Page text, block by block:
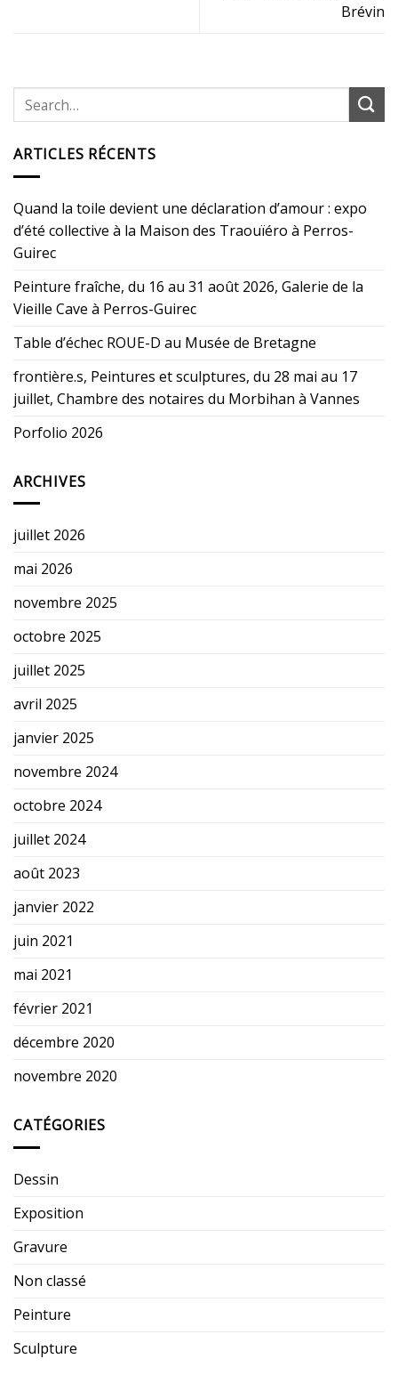
Brévin
ARTICLES RÉCENTS
Quand la toile devient une déclaration d’amour : expo
d’été collective à la Maison des Traouïéro à Perros-
Guirec
Peinture fraîche, du 16 au 31 août 2026, Galerie de la
Vieille Cave à Perros-Guirec
Table d’échec ROUE-D au Musée de Bretagne
frontière.s, Peintures et sculptures, du 28 mai au 17
juillet, Chambre des notaires du Morbihan à Vannes
Porfolio 2026
ARCHIVES
juillet 2026
mai 2026
novembre 2025
octobre 2025
juillet 2025
avril 2025
janvier 2025
novembre 2024
octobre 2024
juillet 2024
août 2023
janvier 2022
juin 2021
mai 2021
février 2021
décembre 2020
novembre 2020
CATÉGORIES
Dessin
Exposition
Gravure
Non classé
Peinture
Sculpture